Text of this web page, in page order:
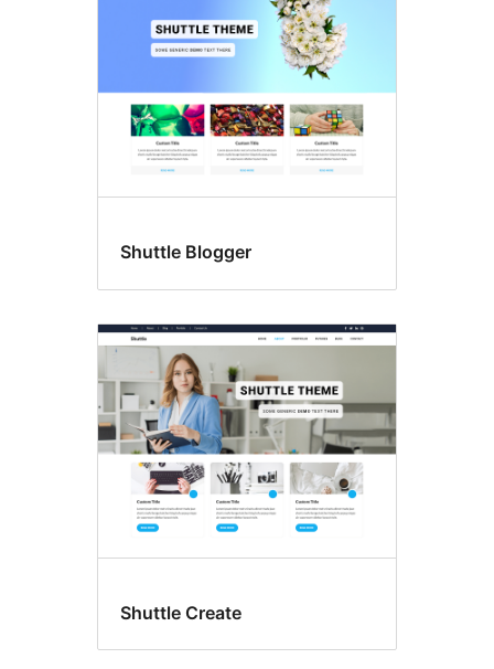
Shuttle Blogger
Shuttle Create